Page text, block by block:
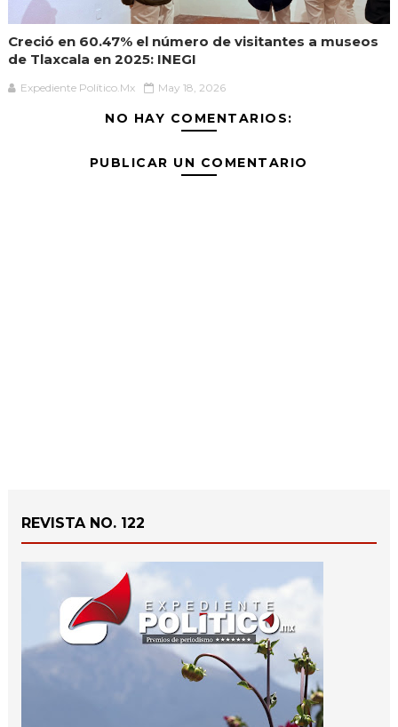
Creció en 60.47% el número de visitantes a museos
de Tlaxcala en 2025: INEGI
Expediente Político.Mx May 18, 2026
NO HAY COMENTARIOS:
PUBLICAR UN COMENTARIO
REVISTA NO. 122